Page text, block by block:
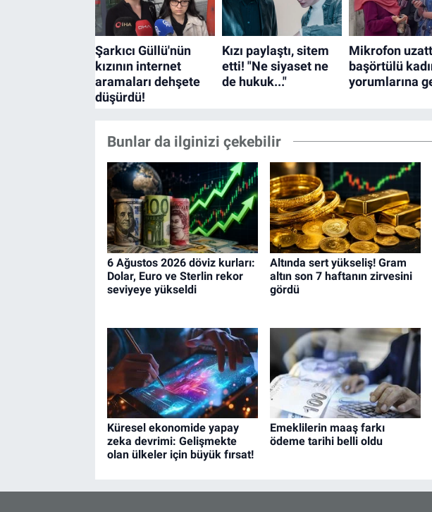
Bunlar da ilginizi çekebilir
6 Ağustos 2026 döviz kurları:
Dolar, Euro ve Sterlin rekor
seviyeye yükseldi
Altında sert yükseliş! Gram
altın son 7 haftanın zirvesini
gördü
Küresel ekonomide yapay
zeka devrimi: Gelişmekte
olan ülkeler için büyük fırsat!
Emeklilerin maaş farkı
ödeme tarihi belli oldu